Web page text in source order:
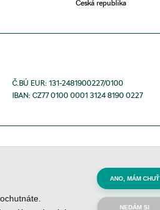
Česká republika
Č.BÚ EUR: 131-2481900227/0100
IBAN: CZ77 0100 0001 3124 8190 0227
NEDÁM SI
ANO, MÁM CHUŤ